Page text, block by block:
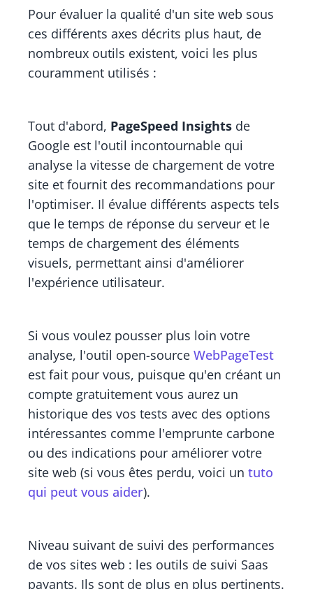
Pour évaluer la qualité d'un site web sous
ces différents axes décrits plus haut, de
nombreux outils existent, voici les plus
couramment utilisés :
Tout d'abord, PageSpeed Insights de
Google est l'outil incontournable qui
analyse la vitesse de chargement de votre
site et fournit des recommandations pour
l'optimiser. Il évalue différents aspects tels
que le temps de réponse du serveur et le
temps de chargement des éléments
visuels, permettant ainsi d'améliorer
l'expérience utilisateur.
Si vous voulez pousser plus loin votre
analyse, l'outil open-source WebPageTest
est fait pour vous, puisque qu'en créant un
compte gratuitement vous aurez un
historique des vos tests avec des options
intéressantes comme l'emprunte carbone
ou des indications pour améliorer votre
site web (si vous êtes perdu, voici un tuto
qui peut vous aider).
Niveau suivant de suivi des performances
de vos sites web : les outils de suivi Saas
payants. Ils sont de plus en plus pertinents.